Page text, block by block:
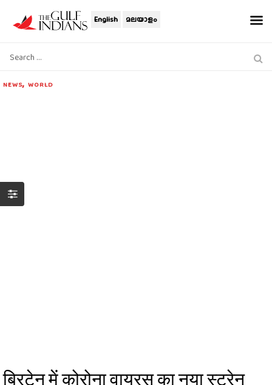
English മലയാളം
NEWS, WORLD
ब्रिटेन में कोरोना वायरस का नया स्ट्रेन